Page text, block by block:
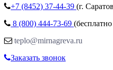
+7 (8452) 37-44-39 (г.
8 (800) 444-73-69
teplo@mirnagreva.ru
Заказать звонок